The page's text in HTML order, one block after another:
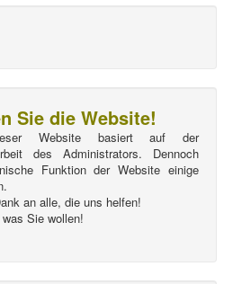
Sie die Website!
Website basiert auf der
des Administrators. Dennoch
Funktion der Website einige
an alle, die uns helfen!
Sie wollen!